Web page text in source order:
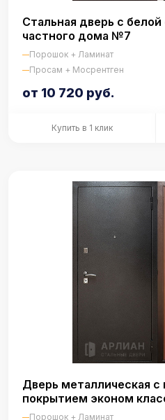
Стальная дверь с
частного дома №7
Порошок + Ламинат
Просам + Мосрентген
от 10 720 руб.
Купить в 1 клик
Дверь металлическая
покрытием эконом
Порошок + Ламинат